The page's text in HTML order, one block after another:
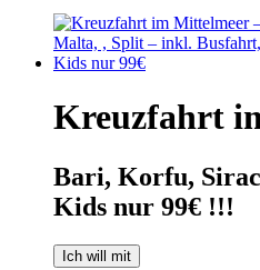
Kreuzfahrt
Bari, Korfu,
Kids nur 99€ !!!
Ich will mit